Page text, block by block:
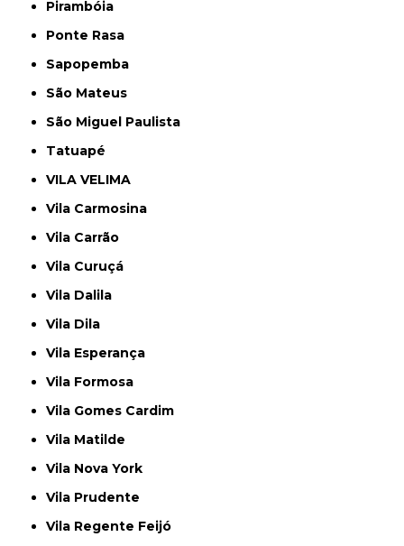
Pirambóia
Ponte Rasa
Sapopemba
São Mateus
São Miguel Paulista
Tatuapé
VILA VELIMA
Vila Carmosina
Vila Carrão
Vila Curuçá
Vila Dalila
Vila Dila
Vila Esperança
Vila Formosa
Vila Gomes Cardim
Vila Matilde
Vila Nova York
Vila Prudente
Vila Regente Feijó